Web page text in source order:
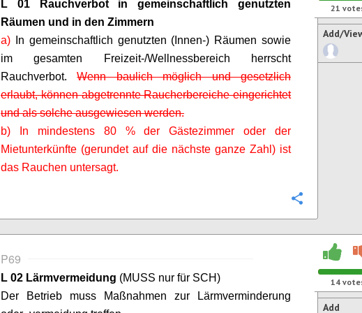
L 01 Rauchverbot in gemeinschaftlich genutzten
Räumen und in den Zimmern
a)
In gemeinschaftlich genutzten (Innen-) Räumen sowie
im gesamten Freizeit-/Wellnessbereich herrscht
Rauchverbot.Wenn baulich möglich und gesetzlich
erlaubt, können abgetrennte Raucherbereiche eingerichtet
und als solche ausgewiesen werden.
b) In mindestens 80 % der Gästezimmer oder der
Mietunterkünfte (gerundet auf die nächste ganze Zahl) ist
das Rauchen untersagt.
21
Add/
P69
L 02 Lärmvermeidung (MUSS nur für SCH)
Der Betrieb muss Maßnahmen zur Lärmverminderung
14
Add